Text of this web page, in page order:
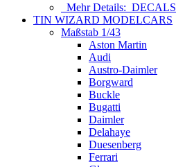
Mehr Details: DECALS
TIN WIZARD MODELCARS
Maßstab 1/43
Aston Martin
Audi
Austro-Daimler
Borgward
Buckle
Bugatti
Daimler
Delahaye
Duesenberg
Ferrari